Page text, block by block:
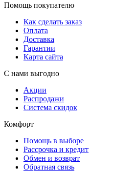
Помощь покупателю
Как сделать заказ
Оплата
Доставка
Гарантии
Карта сайта
С нами выгодно
Акции
Распродажи
Система скидок
Комфорт
Помощь в выборе
Рассрочка и кредит
Обмен и возврат
Обратная связь